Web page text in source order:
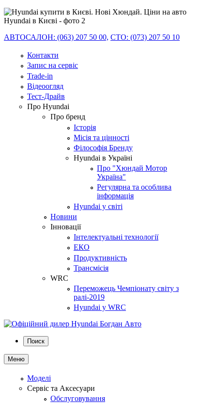
АВТОСАЛОН: (063) 207 50 00, СТО: (073) 207 50 10
Контакти
Запис на сервіс
Trade-in
Відеоогляд
Тест-Драйв
Про Hyundai
Про бренд
Історія
Місія та цінності
Філософія Бренду
Hyundai в Україні
Про "Хюндай Мотор
Україна"
Регулярна та особлива
інформація
Hyundai у світі
Новини
Інновації
Інтелектуальні технології
ЕКО
Продуктивність
Трансмісія
WRC
Переможець Чемпіонату світу з
ралі-2019
Hyundai у WRC
Поиск
Меню
Моделі
Сервіс та Аксесуари
Обслуговування